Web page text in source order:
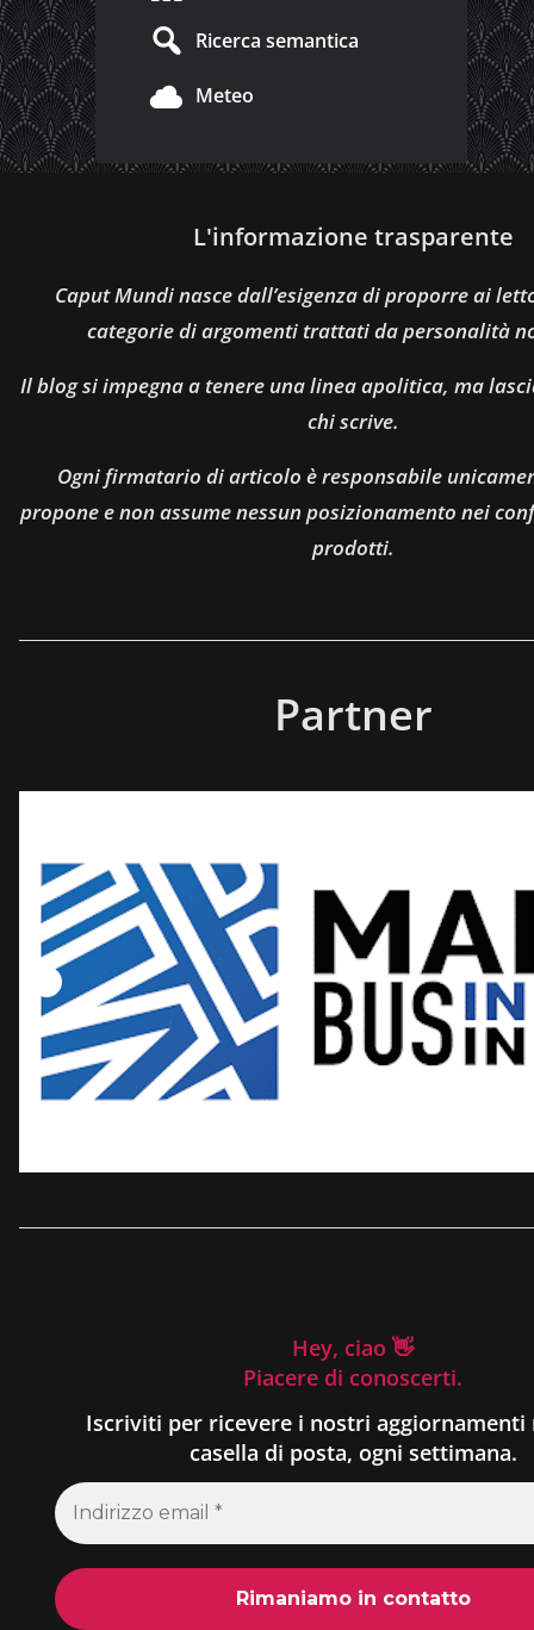
Ricerca semantica
Meteo
L'informazione trasparente
Caput Mundi nasce dall’esigenza di proporre ai
categorie di argomenti trattati da personalità
Il blog si impegna a tenere una linea apolitica, ma
chi scrive.
Ogni firmatario di articolo è responsabile
propone e non assume nessun posizionamento nei
prodotti.
Partner
Hey, ciao 👋
Piacere di conoscerti.
Iscriviti per ricevere i nostri aggiornamenti
casella di posta, ogni settimana.